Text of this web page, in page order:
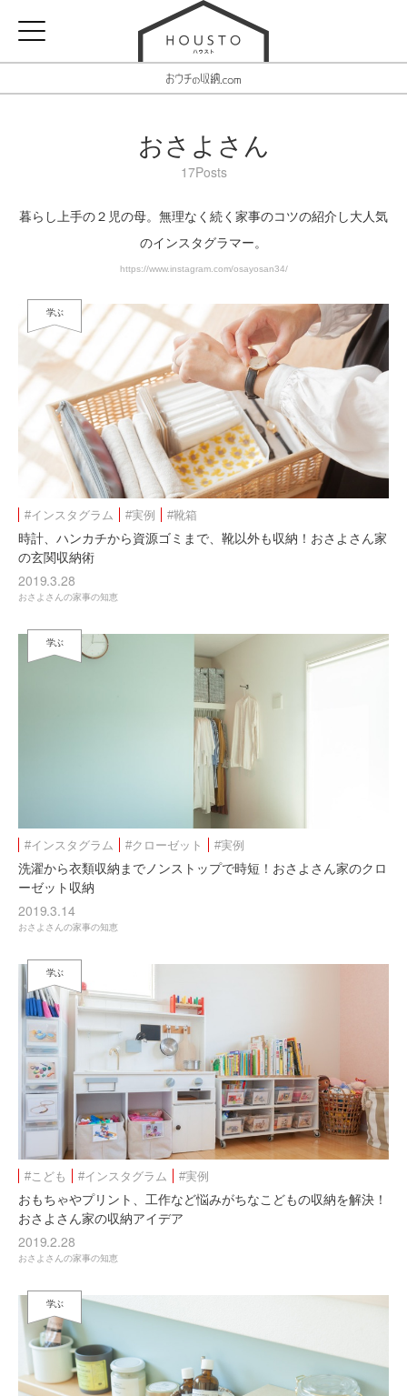
おさよさん
17Posts
暮らし上手の２児の母。無理なく続く家事のコツの紹介し大人気
のインスタグラマー。
https://www.instagram.com/osayosan34/
学ぶ
#インスタグラム #実例 #靴箱
時計、ハンカチから資源ゴミまで、靴以外も収納！おさよさん家
の玄関収納術
2019.3.28
おさよさんの家事の知恵
学ぶ
#インスタグラム #クローゼット #実例
洗濯から衣類収納までノンストップで時短！おさよさん家のクロ
ーゼット収納
2019.3.14
おさよさんの家事の知恵
学ぶ
#こども #インスタグラム #実例
おもちゃやプリント、工作など悩みがちなこどもの収納を解決！
おさよさん家の収納アイデア
2019.2.28
おさよさんの家事の知恵
学ぶ